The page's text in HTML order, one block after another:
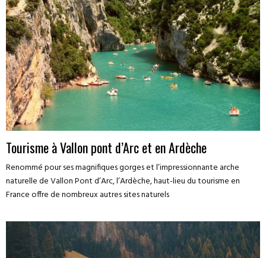
Tourisme à Vallon pont d’Arc et en Ardèche
Renommé pour ses magnifiques gorges et l’impressionnante arche
naturelle de Vallon Pont d’Arc, l’Ardèche, haut-lieu du tourisme en
France offre de nombreux autres sites naturels